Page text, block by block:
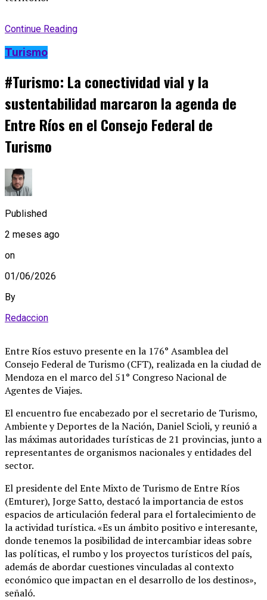
Continue Reading
Turismo
#Turismo: La conectividad vial y la
sustentabilidad marcaron la agenda de
Entre Ríos en el Consejo Federal de
Turismo
Published
2 meses ago
on
01/06/2026
By
Redaccion
Entre Ríos estuvo presente en la 176° Asamblea del
Consejo Federal de Turismo (CFT), realizada en la ciudad de
Mendoza en el marco del 51° Congreso Nacional de
Agentes de Viajes.
El encuentro fue encabezado por el secretario de Turismo,
Ambiente y Deportes de la Nación, Daniel Scioli, y reunió a
las máximas autoridades turísticas de 21 provincias, junto a
representantes de organismos nacionales y entidades del
sector.
El presidente del Ente Mixto de Turismo de Entre Ríos
(Emturer), Jorge Satto, destacó la importancia de estos
espacios de articulación federal para el fortalecimiento de
la actividad turística. «Es un ámbito positivo e interesante,
donde tenemos la posibilidad de intercambiar ideas sobre
las políticas, el rumbo y los proyectos turísticos del país,
además de abordar cuestiones vinculadas al contexto
económico que impactan en el desarrollo de los destinos»,
señaló.